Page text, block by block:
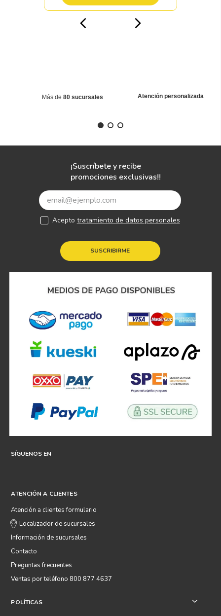
Más de 80 sucursales Atención personalizada
¡Suscríbete y recibe
promociones exclusivas!!
SUSCRIBIRME
Acepto tratamiento de datos personales
SÍGUENOS EN
ATENCIÓN A CLIENTES
Atención a clientes formulario
Localizador de sucursales
Información de sucursales
Contacto
Preguntas frecuentes
Ventas por teléfono 800 877 4637
POLÍTICAS +